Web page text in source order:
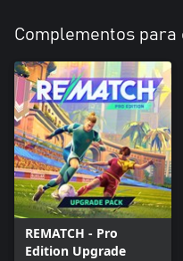
Complementos para
REMATCH - Pro
Edition Upgrade